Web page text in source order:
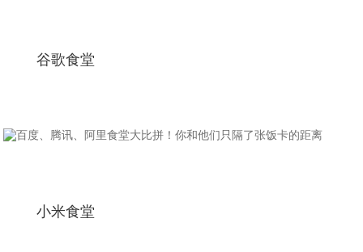
谷歌食堂
小米食堂